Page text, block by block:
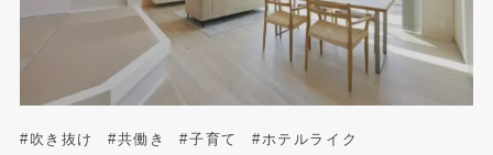
#吹き抜け #共働き #子育て
#ホテルライク